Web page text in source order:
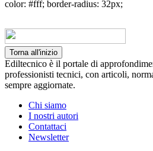
color: #fff; border-radius: 32px;
Torna all'inizio
Ediltecnico è il portale di
professionisti tecnici, con articoli,
sempre aggiornate.
Chi siamo
I nostri autori
Contattaci
Newsletter